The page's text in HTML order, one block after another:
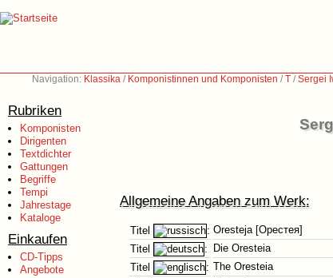
Navigation: Klassika / Komponistinnen und Komponisten /T /Sergei
Rubriken
Komponisten
Dirigenten
Textdichter
Gattungen
Begriffe
Tempi
Jahrestage
Kataloge
Einkaufen
CD-Tipps
Angebote
Allgemeine Angaben zum Werk:
Titel : Oresteja [Орестея]
Titel
:
Die Oresteia
Titel
: The Oresteia